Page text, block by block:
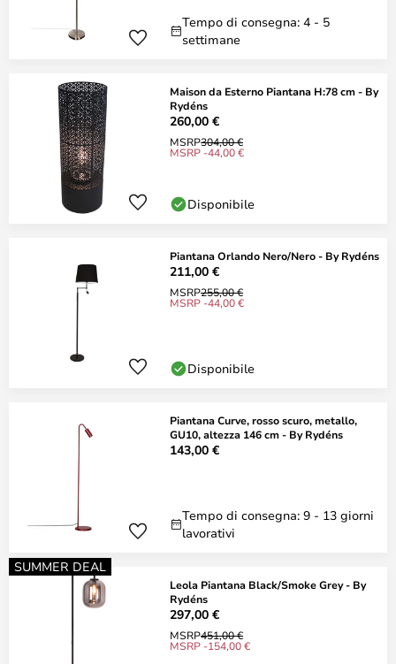
Tempo di consegna: 4 - 5
settimane
Maison da Esterno Piantana H:78 cm - By
Rydéns
260,00 €
MSRP304,00 €
MSRP -44,00 €
Disponibile
Piantana Orlando Nero/Nero - By Rydéns
211,00 €
MSRP255,00 €
MSRP -44,00 €
Disponibile
Piantana Curve, rosso scuro, metallo,
GU10, altezza 146 cm - By Rydéns
143,00 €
Tempo di consegna: 9 - 13 giorni
lavorativi
SUMMER DEAL
Leola Piantana Black/Smoke Grey - By
Rydéns
297,00 €
MSRP451,00 €
MSRP -154,00 €